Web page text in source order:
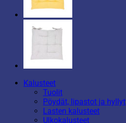
Kalusteet
Tuolit
Pöydät, lipastot ja hyllyt
Lasten kalusteet
Ulkokalusteet